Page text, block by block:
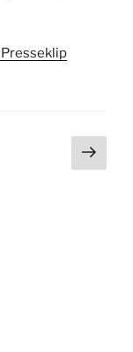
side